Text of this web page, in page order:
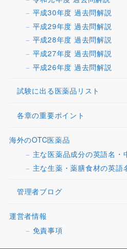
平成30年度 過去問解説
平成29年度 過去問解説
平成28年度 過去問解説
平成27年度 過去問解説
平成26年度 過去問解説
試験に出る医薬品リスト
各章の重要ポイント
海外のOTC医薬品
主な医薬品成分の英語名・
主な生薬・薬膳食材の英語
管理者ブログ
運営者情報
免責事項